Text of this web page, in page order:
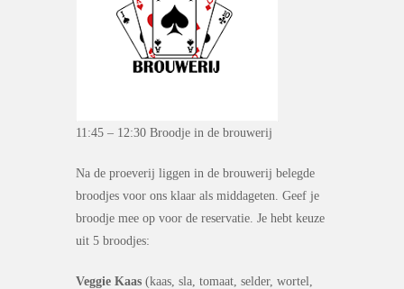
11:45 – 12:30 Broodje in de brouwerij
Na de proeverij liggen in de brouwerij belegde
broodjes voor ons klaar als middageten. Geef je
broodje mee op voor de reservatie. Je hebt keuze
uit 5 broodjes:
Veggie Kaas (kaas, sla, tomaat, selder, wortel,